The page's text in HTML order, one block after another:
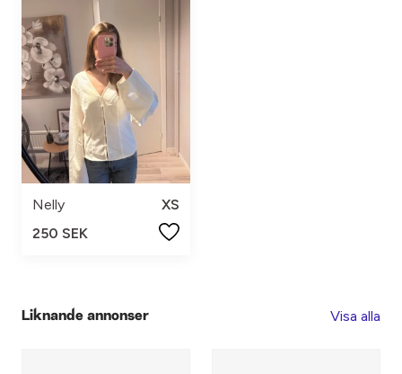
Nelly
XS
250 SEK
Liknande annonser Visa alla